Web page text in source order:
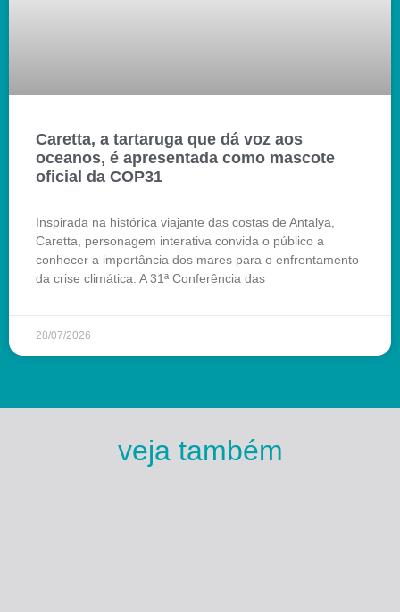
Caretta, a tartaruga que dá voz aos
oceanos, é apresentada como mascote
oficial da COP31
Inspirada na histórica viajante das costas de Antalya,
Caretta, personagem interativa convida o público a
conhecer a importância dos mares para o enfrentamento
da crise climática. A 31ª Conferência das
28/07/2026
veja também